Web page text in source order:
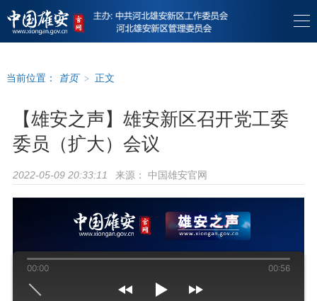
当前位置： 首页 > 正文
【雄安之声】雄安新区召开党工委
委员（扩大）会议
2022-05-09 20:33:11 来源： 中国雄安官网
00:00 00:56